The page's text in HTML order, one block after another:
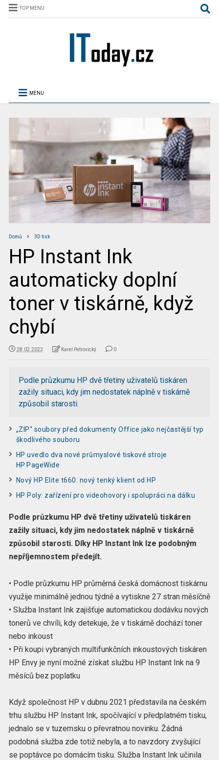
TOP MENU
MENU
Domů 3D tisk
HP Instant Ink
automaticky doplní
toner v tiskárně, když
chybí
28.02.2023 Karel Petrovický 0
Podle průzkumu HP dvě třetiny uživatelů tiskáren
zažily situaci, kdy jim nedostatek náplně v tiskárně
způsobil starosti.
„ZIP“ soubory před dokumenty Office jako nejčastější typ
škodlivého souboru
HP uvedlo dva nové průmyslové tiskové stroje
HP PageWide
Nový HP Elite t660: nový tenký klient od HP
HP Poly: zařízení pro videohovory i spolupráci na dálku
Podle průzkumu HP dvě třetiny uživatelů tiskáren
zažily situaci, kdy jim nedostatek náplně v tiskárně
způsobil starosti. Díky HP Instant Ink lze podobným
nepříjemnostem předejít.
• Podle průzkumu HP průměrná česká domácnost tiskárnu
využije minimálně jednou týdně a vytiskne 27 stran měsíčně
• Služba Instant Ink zajišťuje automatickou dodávku nových
tonerů ve chvíli, kdy detekuje, že v tiskárně dochází toner
nebo inkoust
• Při koupi vybraných multifunkčních inkoustových tiskáren
HP Envy je nyní možné získat službu HP Instant Ink na 9
měsíců bez poplatku
Když společnost HP v dubnu 2021 představila na českém
trhu službu HP Instant Ink, spočívající v předplatném tisku,
jednalo se v tuzemsku o převratnou novinku. Žádná
podobná služba zde totiž nebyla, a to navzdory zvyšující
se poptávce po domácím tisku. Služba Instant Ink učinila